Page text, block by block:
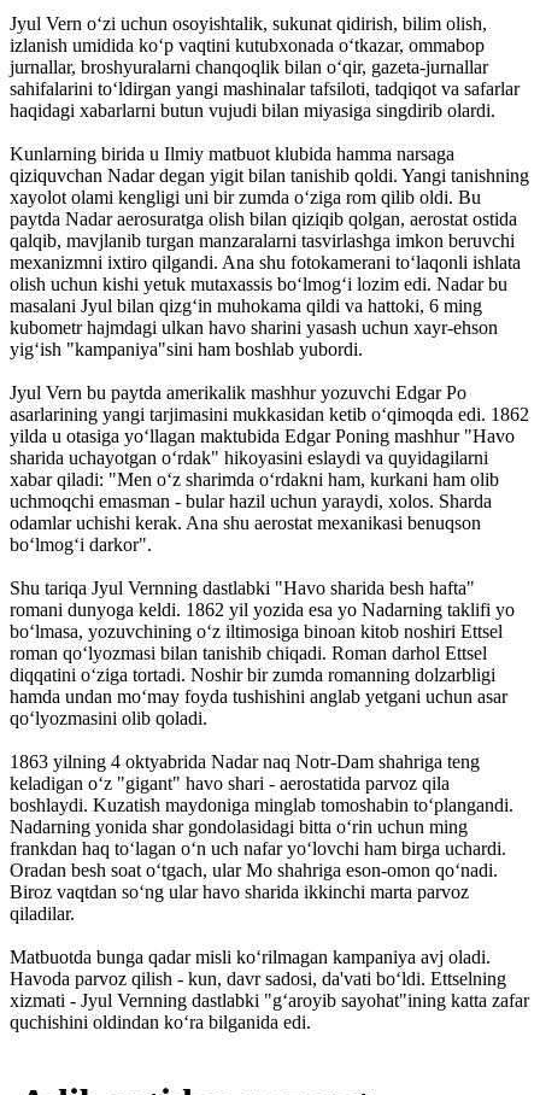
Jyul Vern o‘zi uchun osoyishtalik, sukunat qidirish, bilim olish,
izlanish umidida ko‘p vaqtini kutubxonada o‘tkazar, ommabop
jurnallar, broshyuralarni chanqoqlik bilan o‘qir, gazeta-jurnallar
sahifalarini to‘ldirgan yangi mashinalar tafsiloti, tadqiqot va safarlar
haqidagi xabarlarni butun vujudi bilan miyasiga sing­dirib olardi.
Kunlarning birida u Ilmiy matbuot klubida hamma narsaga
qiziquvchan Nadar degan yigit bilan tanishib qoldi. Yangi tanishning
xayolot olami kengligi uni bir zumda o‘ziga rom qilib oldi. Bu
paytda Nadar aerosuratga olish bilan qiziqib qolgan, aerostat ostida
qalqib, mavjlanib turgan manzaralarni tasvirlashga imkon beruvchi
mexanizmni ixtiro qilgandi. Ana shu fotokamerani to‘laqonli ishlata
olish uchun kishi yetuk mutaxassis bo‘lmog‘i lozim edi. Nadar bu
masalani Jyul bilan qizg‘in muhokama qildi va hattoki, 6 ming
kubometr hajmdagi ulkan havo sharini yasash uchun xayr-ehson
yig‘ish "kampaniya"sini ham boshlab yubordi.
Jyul Vern bu paytda amerikalik mashhur yozuvchi Edgar Po
asarlarining yangi tarjimasini mukkasidan ketib o‘qimoqda edi. 1862
yilda u otasiga yo‘llagan maktubida Edgar Poning mashhur "Havo
sharida uchayotgan o‘rdak" hikoyasini eslaydi va quyidagilarni
xabar qiladi: "Men o‘z sharimda o‘rdakni ham, kurkani ham olib
uchmoqchi emasman - bular hazil uchun yaraydi, xolos. Sharda
odamlar uchishi kerak. Ana shu aerostat mexanikasi benuqson
bo‘lmog‘i darkor".
Shu tariqa Jyul Vernning dastlabki "Havo sharida besh hafta"
romani dunyoga keldi. 1862 yil yozida esa yo Nadarning taklifi yo
bo‘lmasa, yozuvchining o‘z iltimosiga binoan kitob noshiri Ettsel
roman qo‘lyozmasi bilan tanishib chiqadi. Roman darhol Ettsel
diqqatini o‘ziga tortadi. Noshir bir zumda romanning dolzarbligi
hamda undan mo‘may foyda tushishini anglab yetgani uchun asar
qo‘lyozmasini olib qoladi.
1863 yilning 4 oktyabrida Nadar naq Notr-Dam shahriga teng
keladigan o‘z "gigant" havo shari - aerostatida parvoz qila
boshlaydi. Kuzatish maydoniga minglab tomoshabin to‘plangandi.
Nadarning yonida shar gondolasidagi bitta o‘rin uchun ming
frankdan haq to‘lagan o‘n uch nafar yo‘lovchi ham birga uchardi.
Oradan besh soat o‘tgach, ular Mo shahriga eson-omon qo‘nadi.
Biroz vaqtdan so‘ng ular havo sharida ikkinchi marta parvoz
qiladilar.
Matbuotda bunga qadar misli ko‘rilmagan kampaniya avj oladi.
Havoda parvoz qilish - kun, davr sadosi, da'vati bo‘ldi. Ettselning
xizmati - Jyul Vernning dast­labki "g‘aroyib sayohat"ining katta zafar
quchishini oldindan ko‘ra bilganida edi.